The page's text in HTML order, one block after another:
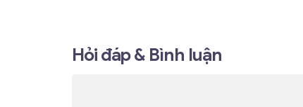
Hỏi đáp & Bình luận